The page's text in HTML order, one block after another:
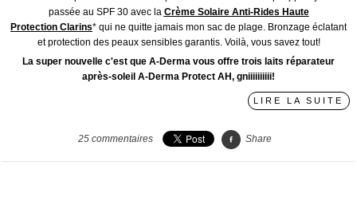
passée au SPF 30 avec la Crème Solaire Anti-Rides Haute
Protection Clarins* qui ne quitte jamais mon sac de plage. Bronzage éclatant
et protection des peaux sensibles garantis. Voilà, vous savez tout!
La super nouvelle c'est que A-Derma vous offre trois laits réparateur
après-soleil A-Derma Protect AH, gniiiiiiiiii!
LIRE LA SUITE
25 commentaires Share